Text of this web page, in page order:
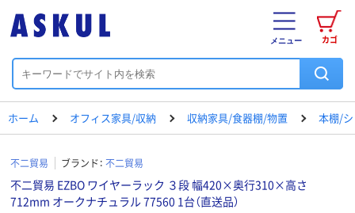
カゴ
メニュー
ホーム オフィス家具/収納 収納家具/食器棚/物置 本棚/
不二貿易 ブランド： 不二貿易
不二貿易 EZBO ワイヤーラック ３段 幅420×奥行310×高さ
712mm オークナチュラル 77560 1台（直送品）